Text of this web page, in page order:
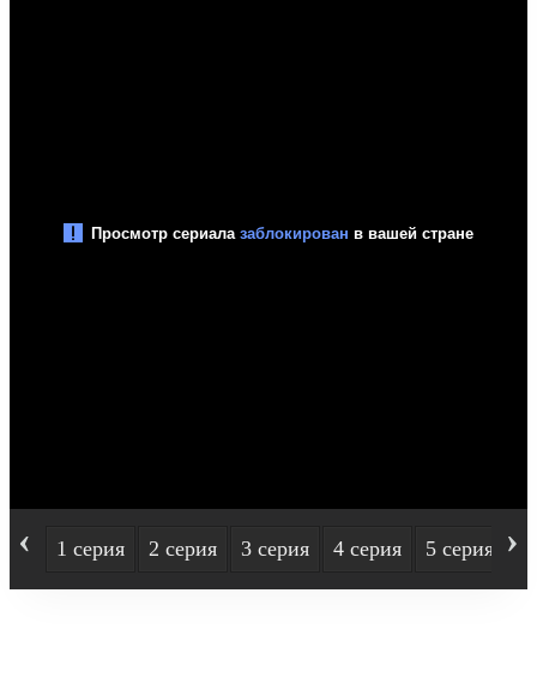
‹ 1 серия 2 серия 3 серия 4 серия 5 серия ›